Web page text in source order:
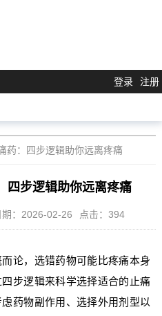
登录 注册
药：四步逻辑助你远离疼痛
四步逻辑助你远离疼痛
期：2026-02-26 点击：394
论，选错药物可能比疼痛本身
步逻辑来科学选择适合的止痛
药物副作用、选择外用剂型以